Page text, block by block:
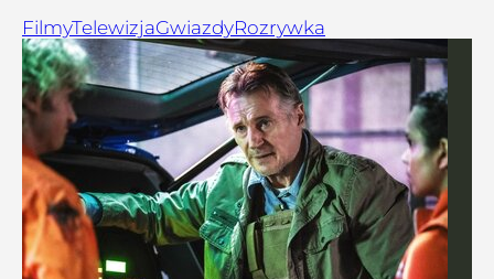
FilmyTelewizjaGwiazdyRozrywka